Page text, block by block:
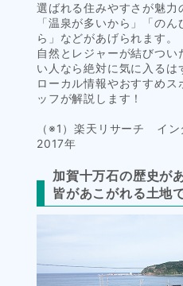
選ばれる住みやすさが魅力
「温泉が多いから」「の
ら」などがあげられます。
自然とレジャーが結びつい
い人なら絶対に気に入るは
ローカル情報やおすすめス
ッフが解説します！
（※1）楽天リサーチ イン
2017年
加賀十万石の歴史が
皆があこがれる土地